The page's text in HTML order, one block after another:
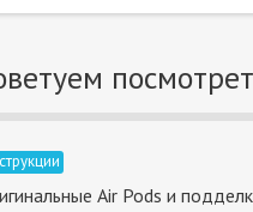
Air Pods и